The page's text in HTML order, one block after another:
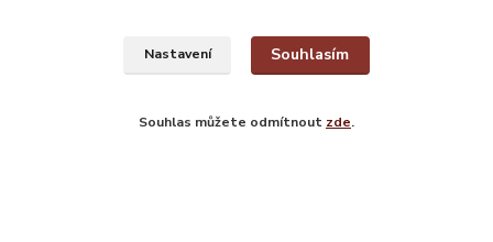
Nastavení Souhlasím
Souhlas můžete odmítnout zde.